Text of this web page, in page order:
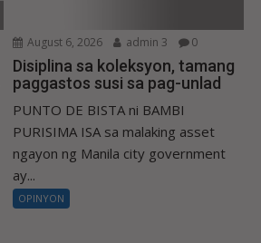
August 6, 2026 admin 3 0
Disiplina sa koleksyon, tamang
paggastos susi sa pag-unlad
PUNTO DE BISTA ni BAMBI
PURISIMA ISA sa malaking asset
ngayon ng Manila city government
ay...
OPINYON